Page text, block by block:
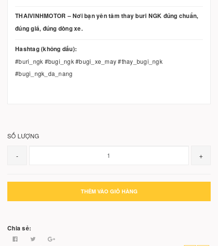
THAIVINHMOTOR – Nơi bạn yên tâm thay buri NGK đúng chuẩn,
đúng giá, đúng dòng xe.
Hashtag (không dấu):
#buri_ngk #bugi_ngk #bugi_xe_may #thay_bugi_ngk
#bugi_ngk_da_nang
SỐ LƯỢNG
- +
THÊM VÀO GIỎ HÀNG
Chia sẻ: